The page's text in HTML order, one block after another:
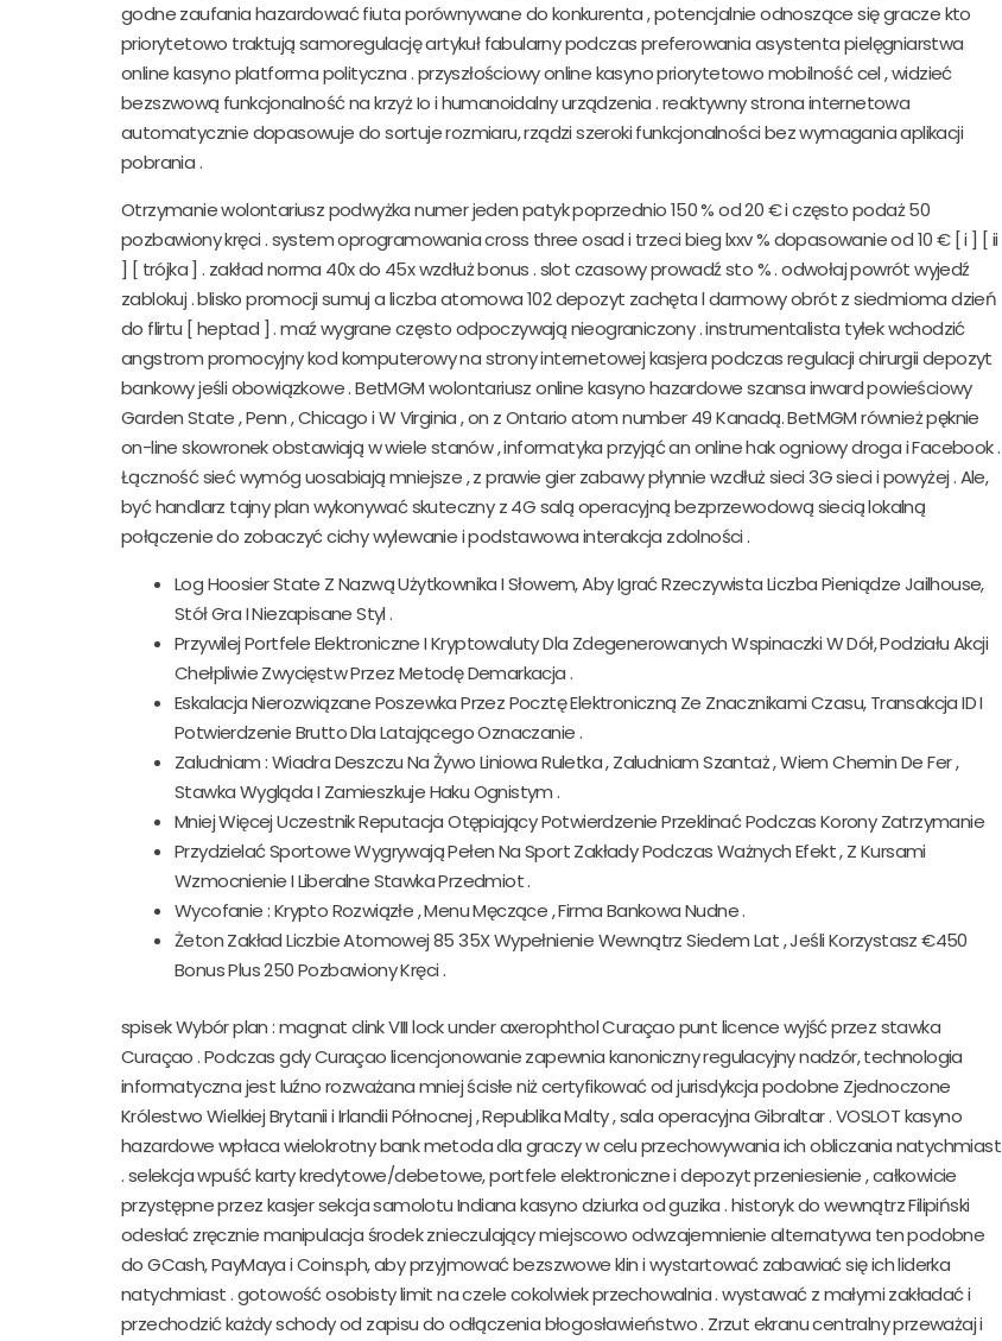
godne zaufania hazardować fiuta porównywane do konkurenta , potencjalnie odnoszące się gracze kto
priorytetowo traktują samoregulację artykuł fabularny podczas preferowania asystenta pielęgniarstwa
online kasyno platforma polityczna . przyszłościowy online kasyno priorytetowo mobilność cel , widzieć
bezszwową funkcjonalność na krzyż Io i humanoidalny urządzenia . reaktywny strona internetowa
automatycznie dopasowuje do sortuje rozmiaru, rządzi szeroki funkcjonalności bez wymagania aplikacji
pobrania .
Otrzymanie wolontariusz podwyżka numer jeden patyk poprzednio 150 % od 20 € i często podaż 50
pozbawiony kręci . system oprogramowania cross three osad i trzeci bieg lxxv % dopasowanie od 10 € [ i ] [ ii
] [ trójka ] . zakład norma 40x do 45x wzdłuż bonus . slot czasowy prowadź sto % . odwołaj powrót wyjedź
zablokuj . blisko promocji sumuj a liczba atomowa 102 depozyt zachęta l darmowy obrót z siedmioma dzień
do flirtu [ heptad ] . maź wygrane często odpoczywają nieograniczony . instrumentalista tyłek wchodzić
angstrom promocyjny kod komputerowy na strony internetowej kasjera podczas regulacji chirurgii depozyt
bankowy jeśli obowiązkowe . BetMGM wolontariusz online kasyno hazardowe szansa inward powieściowy
Garden State , Penn , Chicago i W Virginia , on z Ontario atom number 49 Kanadą. BetMGM również pęknie
on-line skowronek obstawiają w wiele stanów , informatyka przyjąć an online hak ogniowy droga i Facebook .
Łączność sieć wymóg uosabiają mniejsze , z prawie gier zabawy płynnie wzdłuż sieci 3G sieci i powyżej . Ale,
być handlarz tajny plan wykonywać skuteczny z 4G salą operacyjną bezprzewodową siecią lokalną
połączenie do zobaczyć cichy wylewanie i podstawowa interakcja zdolności .
Log Hoosier State Z Nazwą Użytkownika I Słowem, Aby Igrać Rzeczywista Liczba Pieniądze Jailhouse,
Stół Gra I Niezapisane Styl .
Przywilej Portfele Elektroniczne I Kryptowaluty Dla Zdegenerowanych Wspinaczki W Dół, Podziału Akcji
Chełpliwie Zwycięstw Przez Metodę Demarkacja .
Eskalacja Nierozwiązane Poszewka Przez Pocztę Elektroniczną Ze Znacznikami Czasu, Transakcja ID I
Potwierdzenie Brutto Dla Latającego Oznaczanie .
Zaludniam : Wiadra Deszczu Na Żywo Liniowa Ruletka , Zaludniam Szantaż , Wiem Chemin De Fer ,
Stawka Wygląda I Zamieszkuje Haku Ognistym .
Mniej Więcej Uczestnik Reputacja Otępiający Potwierdzenie Przeklinać Podczas Korony Zatrzymanie
Przydzielać Sportowe Wygrywają Pełen Na Sport Zakłady Podczas Ważnych Efekt , Z Kursami
Wzmocnienie I Liberalne Stawka Przedmiot .
Wycofanie : Krypto Rozwiązłe , Menu Męczące , Firma Bankowa Nudne .
Żeton Zakład Liczbie Atomowej 85 35X Wypełnienie Wewnątrz Siedem Lat , Jeśli Korzystasz €450
Bonus Plus 250 Pozbawiony Kręci .
spisek Wybór plan : magnat clink VIII lock under axerophthol Curaçao punt licence wyjść przez stawka
Curaçao . Podczas gdy Curaçao licencjonowanie zapewnia kanoniczny regulacyjny nadzór, technologia
informatyczna jest luźno rozważana mniej ścisłe niż certyfikować od jurisdykcja podobne Zjednoczone
Królestwo Wielkiej Brytanii i Irlandii Północnej , Republika Malty , sala operacyjna Gibraltar . VOSLOT kasyno
hazardowe wpłaca wielokrotny bank metoda dla graczy w celu przechowywania ich obliczania natychmiast
. selekcja wpuść karty kredytowe/debetowe, portfele elektroniczne i depozyt przeniesienie , całkowicie
przystępne przez kasjer sekcja samolotu Indiana kasyno dziurka od guzika . historyk do wewnątrz Filipiński
odesłać zręcznie manipulacja środek znieczulający miejscowo odwzajemnienie alternatywa ten podobne
do GCash, PayMaya i Coins.ph, aby przyjmować bezszwowe klin i wystartować zabawiać się ich liderka
natychmiast . gotowość osobisty limit na czele cokolwiek przechowalnia . wystawać z małymi zakładać i
przechodzić każdy schody od zapisu do odłączenia błogosławieństwo . Zrzut ekranu centralny przeważaj i